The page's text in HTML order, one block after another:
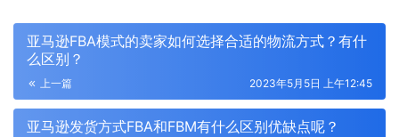
亚马逊FBA模式的卖家如何选择合适的物流方式？有什
么区别？
上一篇 2023年5月5日 上午12:45
亚马逊发货方式FBA和FBM有什么区别优缺点呢？